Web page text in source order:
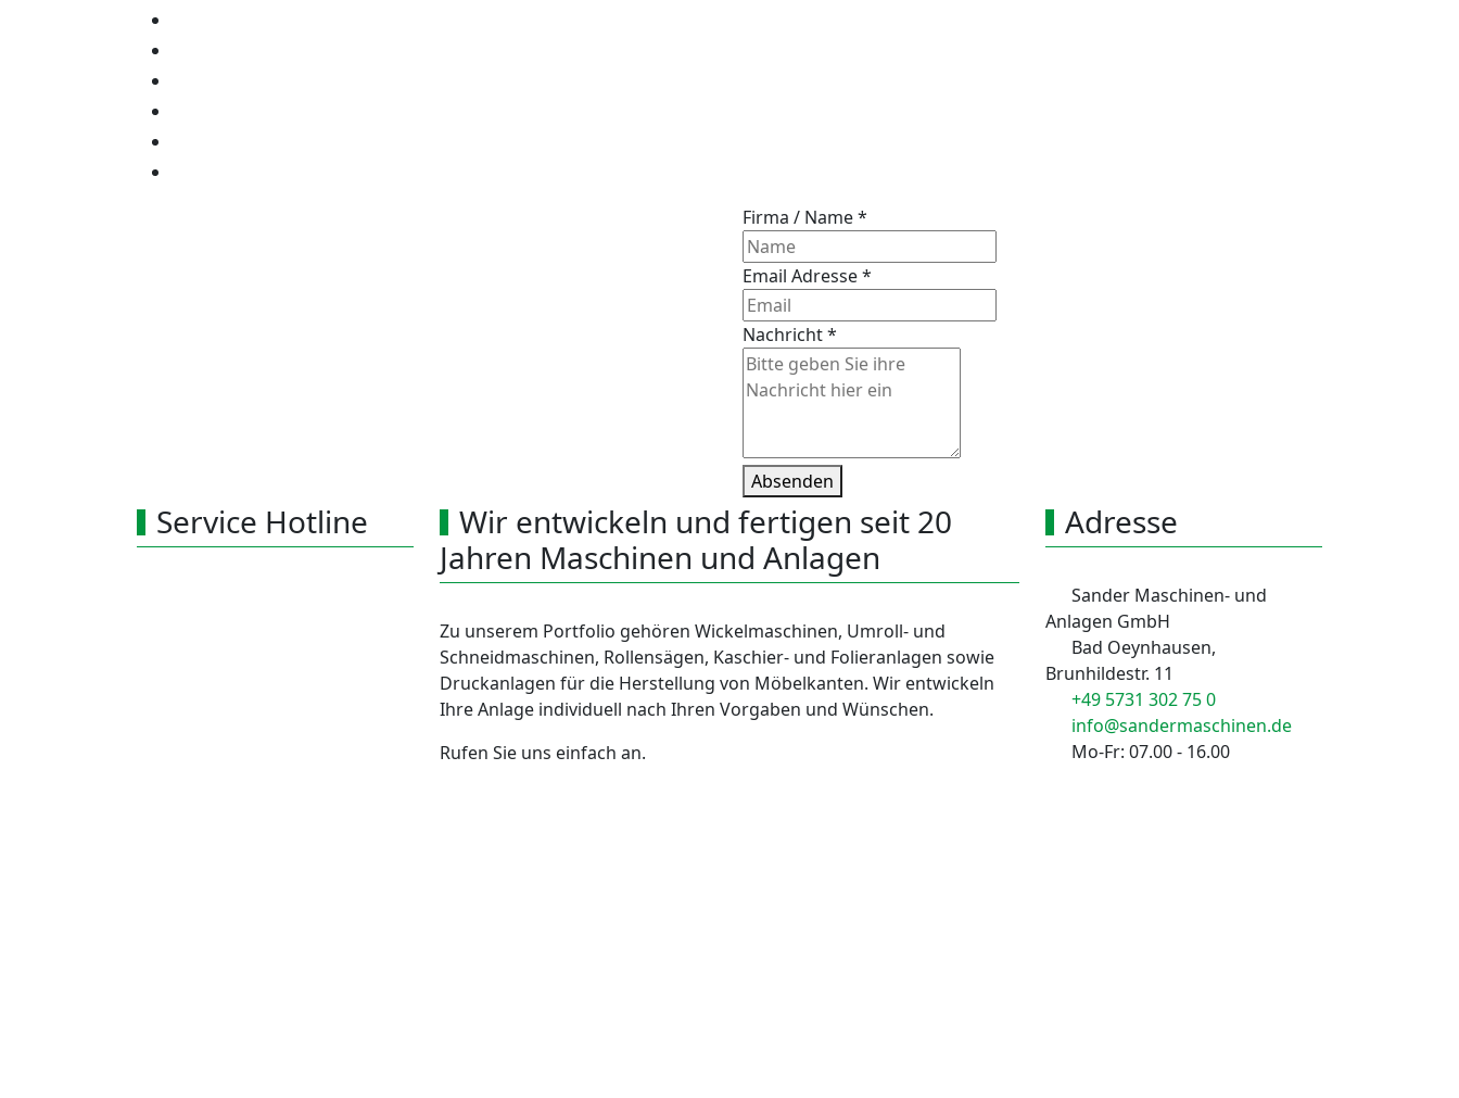
Firma / Name*
Email Adresse*
Nachricht*
Absenden
Service Hotline
Wir entwickeln und fertigen seit 20
Jahren Maschinen und Anlagen
Zu unserem Portfolio gehören Wickelmaschinen, Umroll- und
Schneidmaschinen, Rollensägen, Kaschier- und Folieranlagen sowie
Druckanlagen für die Herstellung von Möbelkanten. Wir entwickeln
Ihre Anlage individuell nach Ihren Vorgaben und Wünschen.
Rufen Sie uns einfach an.
Adresse
Sander Maschinen- und
Anlagen GmbH
Bad Oeynhausen,
Brunhildestr. 11
+49 5731 302 75 0
info@sandermaschinen.de
Mo-Fr: 07.00 - 16.00